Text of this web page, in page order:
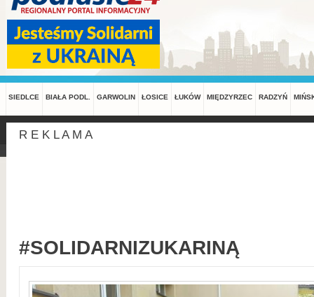
SIEDLCE BIAŁA PODL. GARWOLIN ŁOSICE ŁUKÓW MIĘDZYRZEC RADZYŃ
R E K L A M A
#SOLIDARNIZUKARINĄ